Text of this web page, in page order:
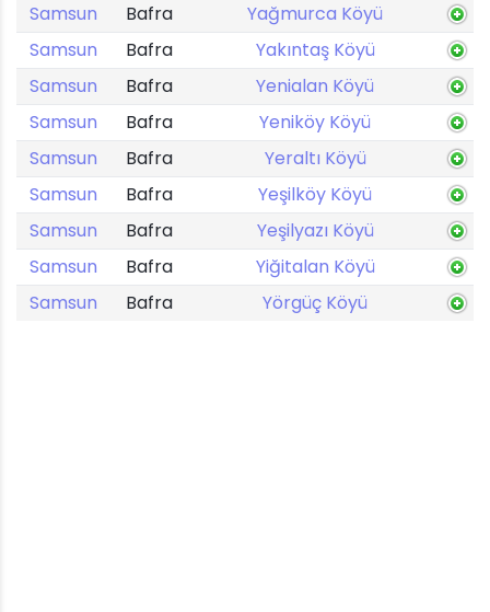
Samsun
Bafra
Yağmurca Köyü
Samsun
Bafra
Yakıntaş Köyü
Samsun
Bafra
Yenialan Köyü
Samsun
Bafra
Yeniköy Köyü
Samsun
Bafra
Yeraltı Köyü
Samsun
Bafra
Yeşilköy Köyü
Samsun
Bafra
Yeşilyazı Köyü
Samsun
Bafra
Yiğitalan Köyü
Samsun
Bafra Yörgüç Köyü